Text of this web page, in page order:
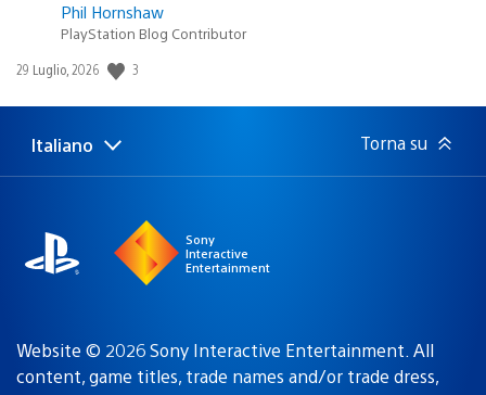
Phil Hornshaw
PlayStation Blog Contributor
Data
pubblicazione:
29 Luglio, 2026 3
Seleziona
una
Regione
attuale:
Italiano Torna su
Sony
Interactive
Entertainment
Website © 2026 Sony Interactive Entertainment. All
content, game titles, trade names and/or trade dress,